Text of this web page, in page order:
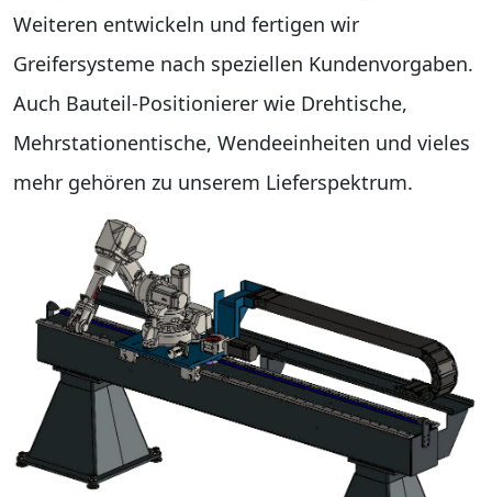
Weiteren entwickeln und fertigen wir
Greifersysteme nach speziellen Kundenvorgaben.
Auch Bauteil-Positionierer wie Drehtische,
Mehrstationentische, Wendeeinheiten und vieles
mehr gehören zu unserem Lieferspektrum.